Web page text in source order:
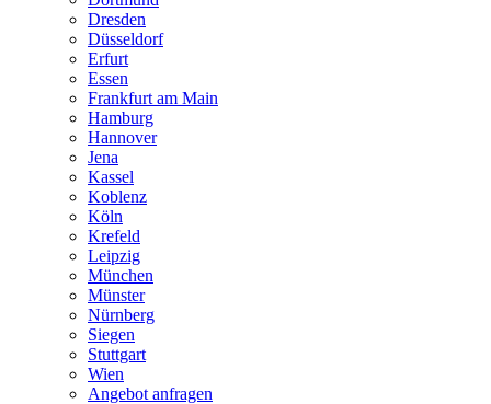
Dresden
Düsseldorf
Erfurt
Essen
Frankfurt am Main
Hamburg
Hannover
Jena
Kassel
Koblenz
Köln
Krefeld
Leipzig
München
Münster
Nürnberg
Siegen
Stuttgart
Wien
Angebot anfragen